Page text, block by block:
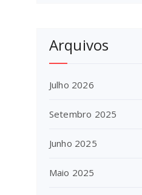
Arquivos
Julho 2026
Setembro 2025
Junho 2025
Maio 2025